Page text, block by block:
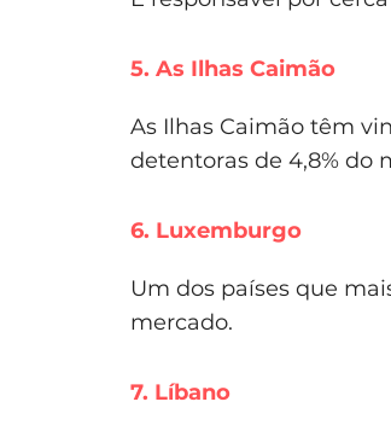
5. As Ilhas Caimão
As Ilhas Caimão têm
detentoras de 4,8% do
6. Luxemburgo
Um dos países que
mercado.
7. Líbano